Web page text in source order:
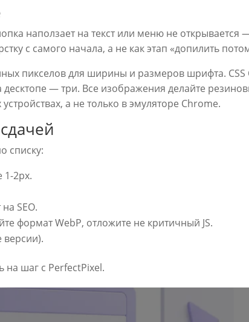
наползает на текст или меню не открывается
с самого начала, а не как этап «допилить
пикселов для ширины и размеров шрифта. CSS
— три. Все изображения делайте
а не только в эмуляторе Chrome.
списку:
1-2px.
SEO.
формат WebP, отложите не критичный JS.
версии).
на шаг с PerfectPixel.